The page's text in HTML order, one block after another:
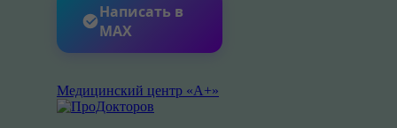
Медицинский центр «А+»
Написать в
MAX